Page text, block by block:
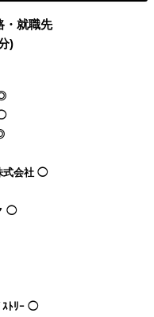
・就職先
)
式会社 ◯
◯
ｽﾄﾘｰ ◯